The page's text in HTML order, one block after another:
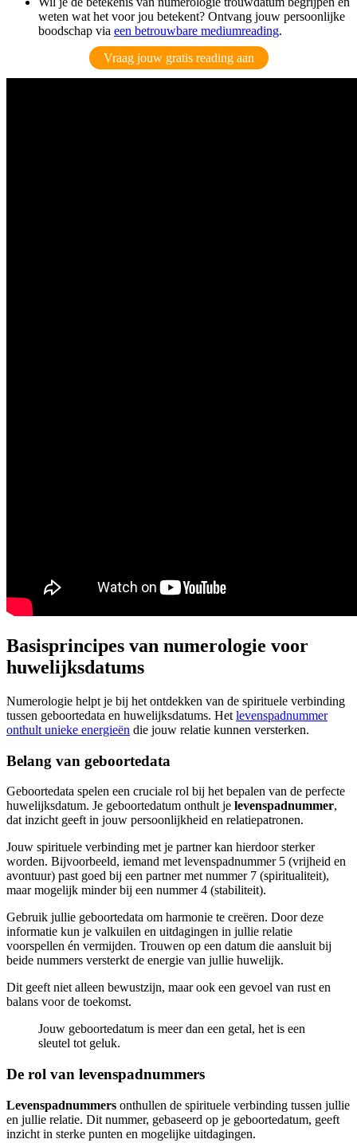
weten wat het voor jou betekent? Ontvang jouw persoonlijke
boodschap via een betrouwbare mediumreading.
Vraag jouw gratis reading aan
Basisprincipes van numerologie voor
huwelijksdatums
Numerologie helpt je bij het ontdekken van de spirituele verbinding
tussen geboortedata en huwelijksdatums. Het levenspadnummer
onthult unieke energieën die jouw relatie kunnen versterken.
Belang van geboortedata
Geboortedata spelen een cruciale rol bij het bepalen van de perfecte
huwelijksdatum. Je geboortedatum onthult je levenspadnummer,
dat inzicht geeft in jouw persoonlijkheid en relatiepatronen.
Jouw spirituele verbinding met je partner kan hierdoor sterker
worden. Bijvoorbeeld, iemand met levenspadnummer 5 (vrijheid en
avontuur) past goed bij een partner met nummer 7 (spiritualiteit),
maar mogelijk minder bij een nummer 4 (stabiliteit).
Gebruik jullie geboortedata om harmonie te creëren. Door deze
informatie kun je valkuilen en uitdagingen in jullie relatie
voorspellen én vermijden. Trouwen op een datum die aansluit bij
beide nummers versterkt de energie van jullie huwelijk.
Dit geeft niet alleen bewustzijn, maar ook een gevoel van rust en
balans voor de toekomst.
Jouw geboortedatum is meer dan een getal, het is een
sleutel tot geluk.
De rol van levenspadnummers
Levenspadnummers onthullen de spirituele verbinding tussen jullie
en jullie relatie. Dit nummer, gebaseerd op je geboortedatum, geeft
inzicht in sterke punten en mogelijke uitdagingen.